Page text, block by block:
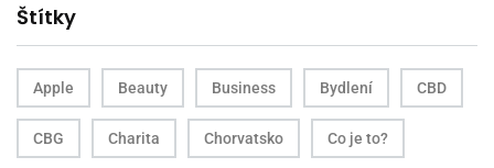
Štítky
Apple Beauty Business Bydlení CBD
CBG Charita Chorvatsko Co je to?